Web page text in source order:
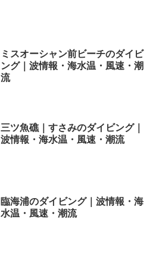
ミスオーシャン前ビーチのダイビ
ング｜波情報・海水温・風速・潮
流
三ツ魚礁｜すさみのダイビング｜
波情報・海水温・風速・潮流
臨海浦のダイビング｜波情報・海
水温・風速・潮流